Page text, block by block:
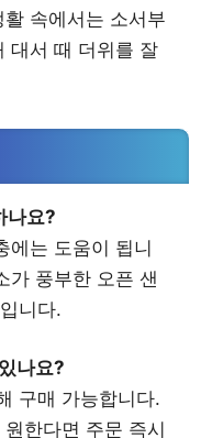
속에서는 소서부
대서 때 더위를 잘
나요?
에는 도움이 됩니
가 풍부한 오픈 샌
니다.
나요?
구매 가능합니다.
한다면 주문 즉시